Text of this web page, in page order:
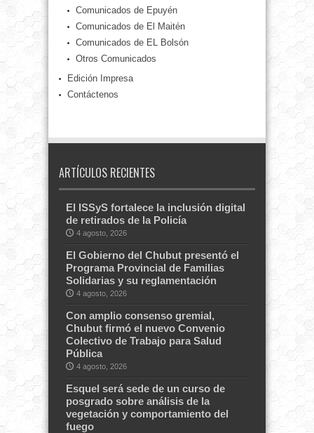
Comunicados de Epuyén
Comunicados de El Maitén
Comunicados de EL Bolsón
Otros Comunicados
Edición Impresa
Contáctenos
ARTÍCULOS RECIENTES
El ISSyS fortalece la inclusión digital
de retirados de la Policía
4 agosto, 2026
El Gobierno del Chubut presentó el
Programa Provincial de Familias
Solidarias y su reglamentación
4 agosto, 2026
Con amplio consenso gremial,
Chubut firmó el nuevo Convenio
Colectivo de Trabajo para Salud
Pública
4 agosto, 2026
Esquel será sede de un curso de
posgrado sobre análisis de la
vegetación y comportamiento del
fuego